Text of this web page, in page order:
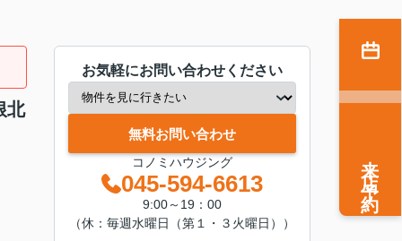
北
お気軽にお問い合わせください
無料お問い合わせ
コノミハウジング
045-594-6613
9:00～19：00
（休：毎週水曜日（第１・３火曜日））
来店予約